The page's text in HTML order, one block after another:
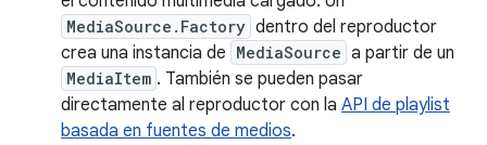
MediaSource.Factory dentro del reproductor
crea una instancia de MediaSource a partir de un
MediaItem . También se pueden pasar
directamente al reproductor con la API de playlist
basada en fuentes de medios.